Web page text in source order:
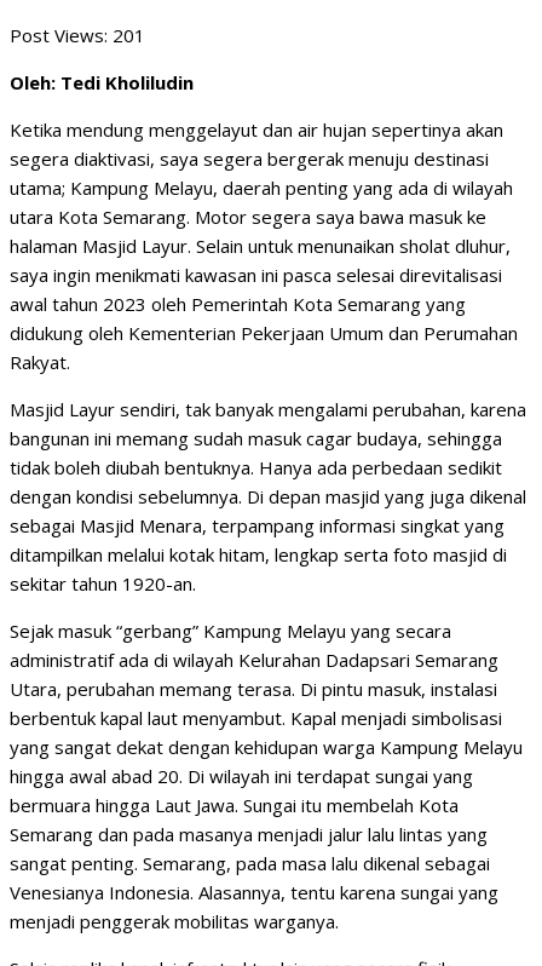
Post Views: 201
Oleh: Tedi Kholiludin
Ketika mendung menggelayut dan air hujan sepertinya akan
segera diaktivasi, saya segera bergerak menuju destinasi
utama; Kampung Melayu, daerah penting yang ada di wilayah
utara Kota Semarang. Motor segera saya bawa masuk ke
halaman Masjid Layur. Selain untuk menunaikan sholat dluhur,
saya ingin menikmati kawasan ini pasca selesai direvitalisasi
awal tahun 2023 oleh Pemerintah Kota Semarang yang
didukung oleh Kementerian Pekerjaan Umum dan Perumahan
Rakyat.
Masjid Layur sendiri, tak banyak mengalami perubahan, karena
bangunan ini memang sudah masuk cagar budaya, sehingga
tidak boleh diubah bentuknya. Hanya ada perbedaan sedikit
dengan kondisi sebelumnya. Di depan masjid yang juga dikenal
sebagai Masjid Menara, terpampang informasi singkat yang
ditampilkan melalui kotak hitam, lengkap serta foto masjid di
sekitar tahun 1920-an.
Sejak masuk “gerbang” Kampung Melayu yang secara
administratif ada di wilayah Kelurahan Dadapsari Semarang
Utara, perubahan memang terasa. Di pintu masuk, instalasi
berbentuk kapal laut menyambut. Kapal menjadi simbolisasi
yang sangat dekat dengan kehidupan warga Kampung Melayu
hingga awal abad 20. Di wilayah ini terdapat sungai yang
bermuara hingga Laut Jawa. Sungai itu membelah Kota
Semarang dan pada masanya menjadi jalur lalu lintas yang
sangat penting. Semarang, pada masa lalu dikenal sebagai
Venesianya Indonesia. Alasannya, tentu karena sungai yang
menjadi penggerak mobilitas warganya.